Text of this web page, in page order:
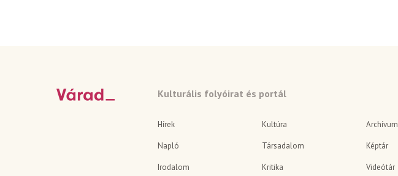
Kulturális folyóirat és portál
Hírek
Napló
Irodalom
Kultúra
Társadalom
Kritika
Archívum
Képtár
Videótár